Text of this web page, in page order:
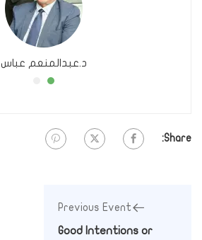
د.عبدالمنعم عباس
Share:
Previous Event
Good Intentions or